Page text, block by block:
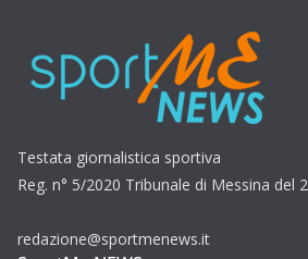
Testata giornalistica sportiva
Reg. n° 5/2020 Tribunale di Messina del
redazione@sportmenews.it